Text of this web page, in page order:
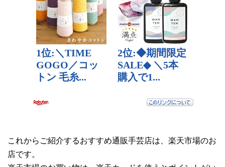
これからご紹介するおすすめ通販手芸店は、楽天市場のお
店です。